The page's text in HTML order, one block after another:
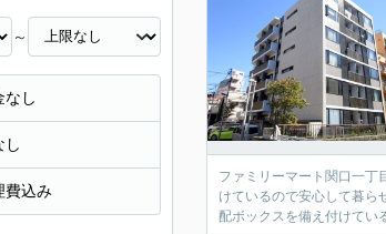
ファミリーマート関口一丁
けているので安心して暮ら
配ボックスを備え付けてい
～
なし
し
費込み